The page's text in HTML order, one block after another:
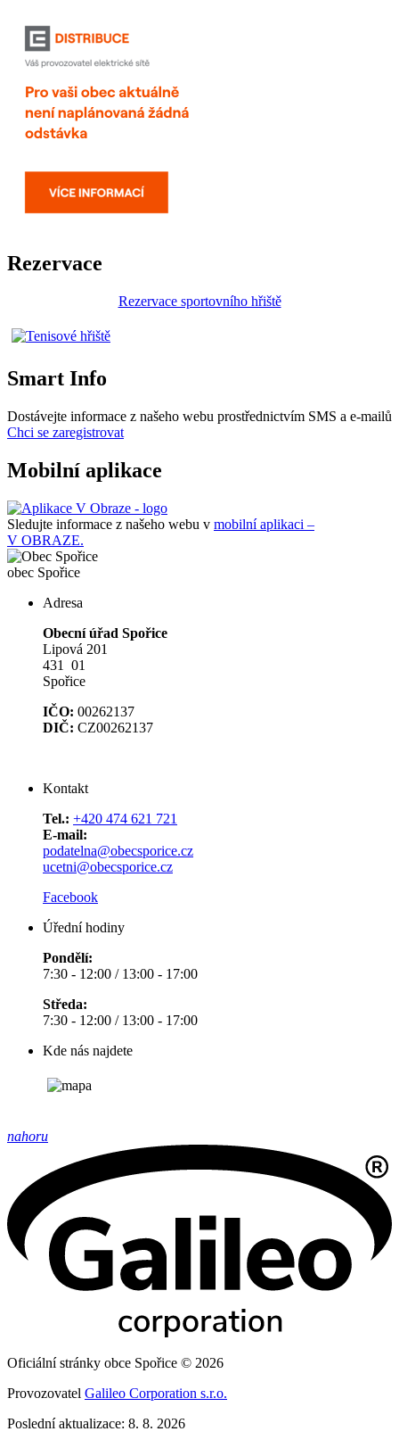
Rezervace
Rezervace sportovního hřiště
Smart Info
Dostávejte informace z našeho webu prostřednictvím SMS a e-mailů
Chci se zaregistrovat
Mobilní aplikace
Sledujte informace z našeho webu v mobilní aplikaci –
V OBRAZE.
obec Spořice
Adresa
Obecní úřad Spořice
Lipová 201
431 01
Spořice
IČO: 00262137
DIČ: CZ00262137
Kontakt
Tel.: +420 474 621 721
E-mail:
podatelna@obecsporice.cz
ucetni@obecsporice.cz
Facebook
Úřední hodiny
Pondělí:
7:30 - 12:00 / 13:00 - 17:00
Středa:
7:30 - 12:00 / 13:00 - 17:00
Kde nás najdete
nahoru
Oficiální stránky obce Spořice © 2026
Provozovatel Galileo Corporation s.r.o.
Poslední aktualizace: 8. 8. 2026